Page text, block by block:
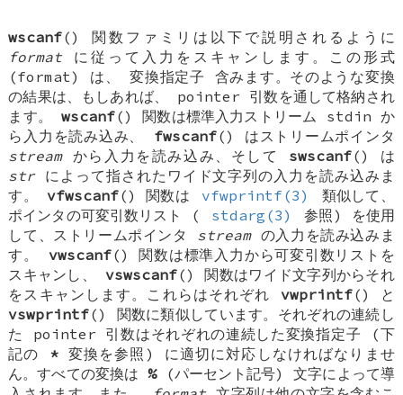
wscanf() 関数ファミリは以下で説明されるように
formatに従って入力をスキャンします。この形式
(format) は、変換指定子 含みます。そのような変換
の結果は、もしあれば、 pointer 引数を通して格納され
ます。wscanf() 関数は標準入力ストリーム stdin か
ら入力を読み込み、 fwscanf() はストリームポインタ
streamから入力を読み込み、そして swscanf() は
strによって指されたワイド文字列の入力を読み込みま
す。vfwscanf() 関数は vfwprintf(3)
類似して、
ポインタの可変引数リスト (
stdarg(3)
参照) を使用
して、ストリームポインタ streamの入力を読み込みま
す。 vwscanf() 関数は標準入力から可変引数リストを
スキャンし、vswscanf() 関数はワイド文字列からそれ
をスキャンします。これらはそれぞれ vwprintf() と
vswprintf() 関数に類似しています。それぞれの連続し
た pointer 引数はそれぞれの連続した変換指定子 (下
記の *変換を参照) に適切に対応しなければなりませ
ん。すべての変換は %(パーセント記号) 文字によって導